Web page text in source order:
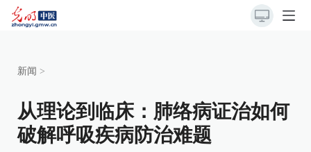
新闻 >
从理论到临床：肺络病证治如何
破解呼吸疾病防治难题